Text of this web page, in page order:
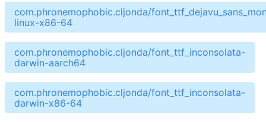
com.phronemophobic.cljonda/
linux-x86-64
com.phronemophobic.cljonda/font_ttf_inconsolata-
darwin-aarch64
com.phronemophobic.cljonda/font_ttf_inconsolata-
darwin-x86-64